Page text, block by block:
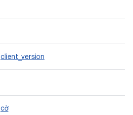
client_version
cờ